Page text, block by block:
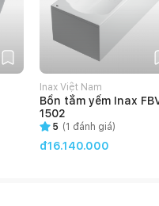
Inax Việt Nam
Bồn tắm yếm Inax
1502
5 (1 đánh giá)
đ16.140.000